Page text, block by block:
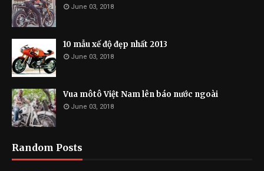
June 03, 2018
10 mẫu xế độ đẹp nhất 2013
June 03, 2018
Vua môtô Việt Nam lên báo nước ngoài
June 03, 2018
Random Posts